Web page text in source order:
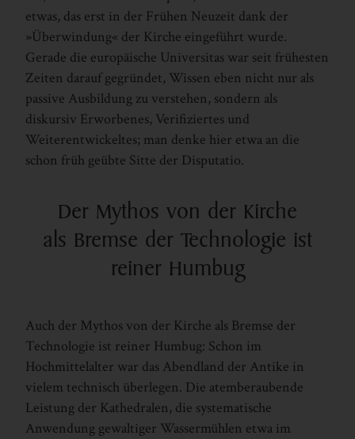
etwas, das erst in der Frühen Neuzeit dank der
»Überwindung« der Kirche eingeführt wurde.
Gerade die europäische Universitas war seit frühesten
Zeiten darauf gegründet, Wissen eben nicht nur als
passive Ausbildung zu verstehen, sondern als
diskursiv Erworbenes, Verifiziertes und
Weiterentwickeltes; man denke hier etwa an die
schon früh geübte Sitte der Disputatio.
Der Mythos von der Kirche
als Bremse der Technologie ist
reiner Humbug
Auch der Mythos von der Kirche als Bremse der
Technologie ist reiner Humbug: Schon im
Hochmittelalter war das Abendland der Antike in
vielem technisch überlegen. Die atemberaubende
Leistung der Kathedralen, die systematische
Anwendung gewaltiger Wassermühlen etwa im